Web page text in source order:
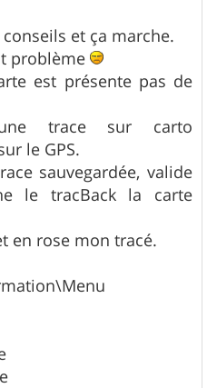
et ça marche.
problème
est présente pas de
trace sur carto
le GPS.
sauvegardée, valide
le tracBack la carte
en rose mon tracé.